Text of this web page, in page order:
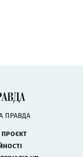
ПРАВДА
ПРОЄКТ